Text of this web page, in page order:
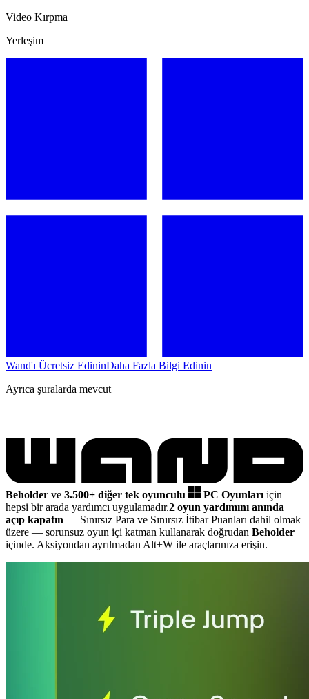
Video Kırpma
Yerleşim
Wand'ı Ücretsiz EdininDaha Fazla Bilgi Edinin
Ayrıca şuralarda mevcut
Beholder ve 3.500+ diğer tek oyunculu PC Oyunları için
hepsi bir arada yardımcı uygulamadır.2 oyun yardımını anında
açıp kapatın — Sınırsız Para ve Sınırsız İtibar Puanları dahil olmak
üzere — sorunsuz oyun içi katman kullanarak doğrudan Beholder
içinde. Aksiyondan ayrılmadan Alt+W ile araçlarınıza erişin.